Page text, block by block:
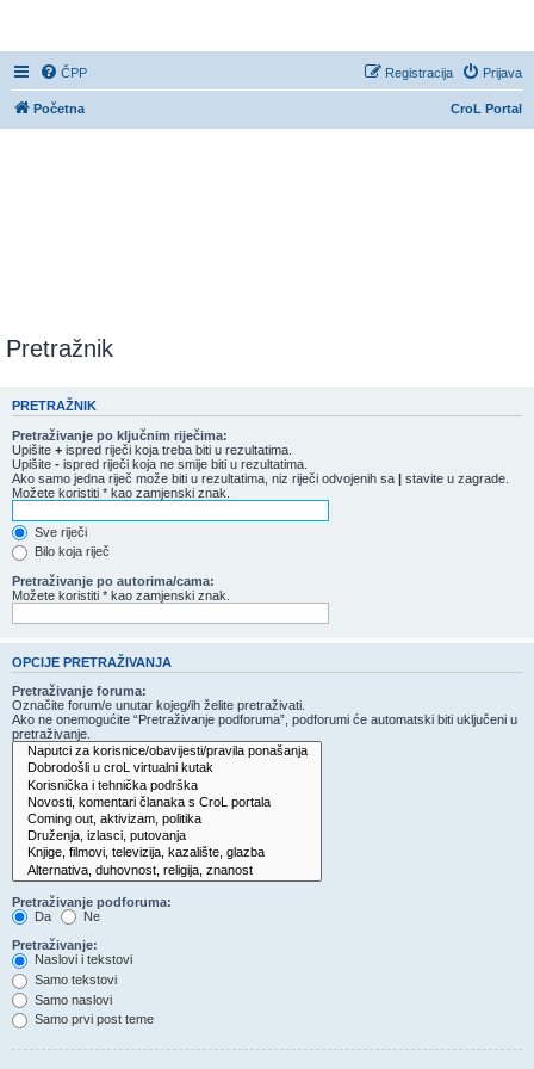
ČPP Prijava
Registracija
CroL Portal
Početna
Pretražnik
PRETRAŽNIK
Pretraživanje po ključnim riječima:
Upišite + ispred riječi koja treba biti u rezultatima.
Upišite - ispred riječi koja ne smije biti u rezultatima.
Ako samo jedna riječ može biti u rezultatima, niz riječi odvojenih sa | stavite u zagrade.
Možete koristiti * kao zamjenski znak.
Sve riječi
Bilo koja riječ
Pretraživanje po autorima/cama:
Možete koristiti * kao zamjenski znak.
OPCIJE PRETRAŽIVANJA
Pretraživanje foruma:
Označite forum/e unutar kojeg/ih želite pretraživati.
Ako ne onemogućite “Pretraživanje podforuma”, podforumi će automatski biti uključeni u
pretraživanje.
Pretraživanje podforuma:
Da
Ne
Pretraživanje:
Naslovi i tekstovi
Samo tekstovi
Samo naslovi
Samo prvi post teme